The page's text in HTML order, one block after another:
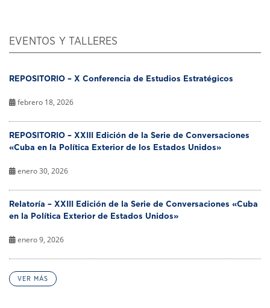
EVENTOS Y TALLERES
REPOSITORIO – X Conferencia de Estudios Estratégicos
febrero 18, 2026
REPOSITORIO – XXIII Edición de la Serie de Conversaciones
«Cuba en la Política Exterior de los Estados Unidos»
enero 30, 2026
Relatoría – XXIII Edición de la Serie de Conversaciones «Cuba
en la Política Exterior de Estados Unidos»
enero 9, 2026
VER MÁS